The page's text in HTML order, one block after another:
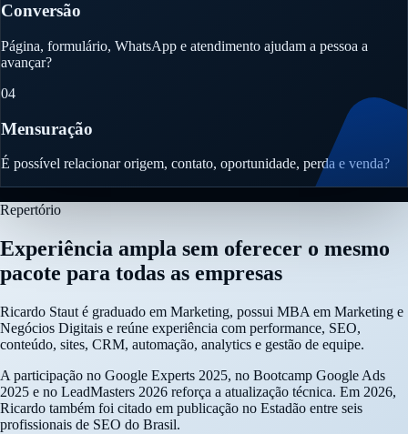
Conversão
Página, formulário, WhatsApp e atendimento ajudam a pessoa a
avançar?
04
Mensuração
É possível relacionar origem, contato, oportunidade, perda e venda?
Repertório
Experiência ampla sem oferecer o mesmo
pacote para todas as empresas
Ricardo Staut é graduado em Marketing, possui MBA em Marketing e
Negócios Digitais e reúne experiência com performance, SEO,
conteúdo, sites, CRM, automação, analytics e gestão de equipe.
A participação no Google Experts 2025, no Bootcamp Google Ads
2025 e no LeadMasters 2026 reforça a atualização técnica. Em 2026,
Ricardo também foi citado em publicação no Estadão entre seis
profissionais de SEO do Brasil.